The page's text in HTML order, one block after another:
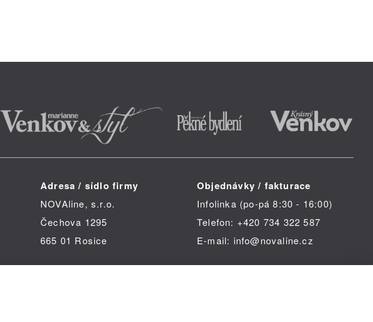
Adresa / sídlo firmy
NOVAline, s.r.o.
Čechova 1295
665 01 Rosice
Objednávky / fakturace
Infolinka (po-pá 8:30 - 16:00)
Telefon: +420 734 322 587
E-mail: info@novaline.cz